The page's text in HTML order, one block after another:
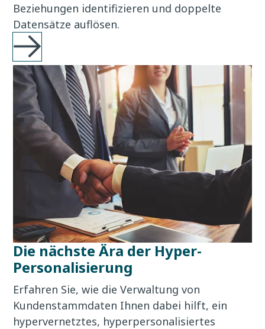
Beziehungen identifizieren und doppelte
Datensätze auflösen.
Die nächste Ära der Hyper-
Personalisierung
Erfahren Sie, wie die Verwaltung von
Kundenstammdaten Ihnen dabei hilft, ein
hypervernetztes, hyperpersonalisiertes